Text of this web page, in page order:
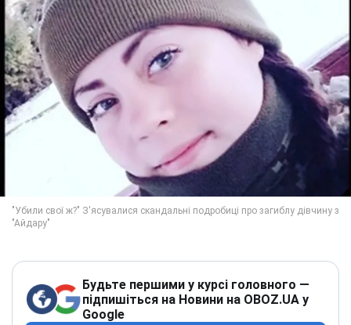
Будьте першими у курсі головного —
підпишіться на Новини на OBOZ.UA у
Google